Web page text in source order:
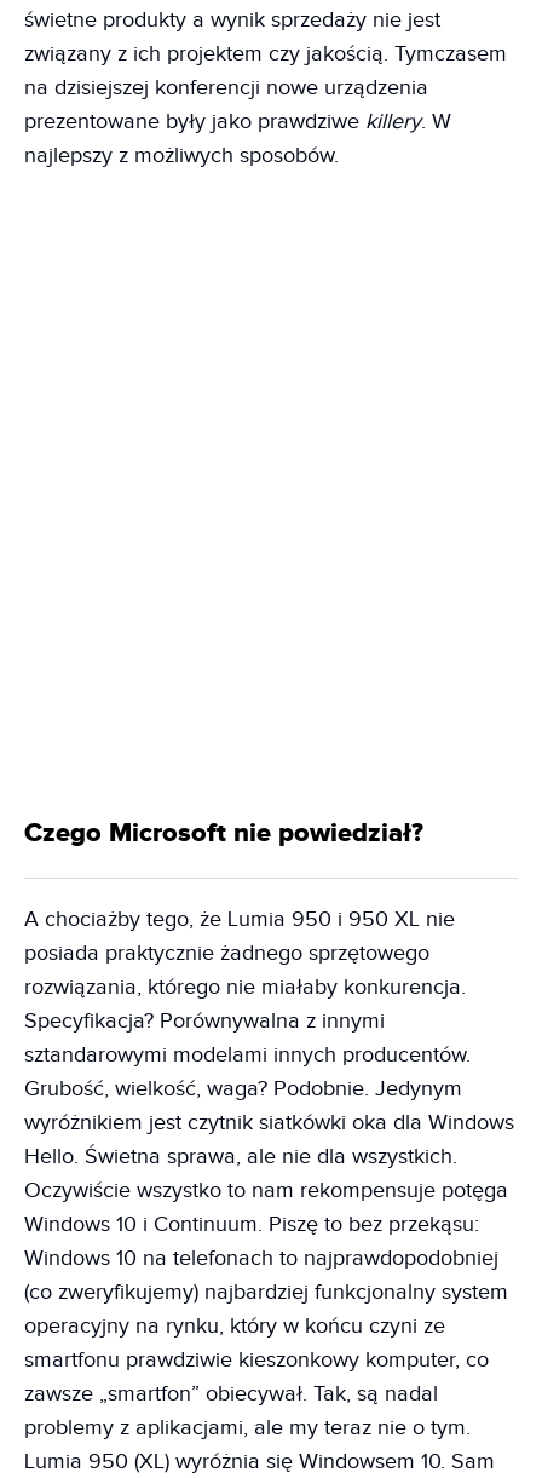
świetne produkty a wynik sprzedaży nie jest
związany z ich projektem czy jakością. Tymczasem
na dzisiejszej konferencji nowe urządzenia
prezentowane były jako prawdziwe killery. W
najlepszy z możliwych sposobów.
Czego Microsoft nie powiedział?
A chociażby tego, że Lumia 950 i 950 XL nie
posiada praktycznie żadnego sprzętowego
rozwiązania, którego nie miałaby konkurencja.
Specyfikacja? Porównywalna z innymi
sztandarowymi modelami innych producentów.
Grubość, wielkość, waga? Podobnie. Jedynym
wyróżnikiem jest czytnik siatkówki oka dla Windows
Hello. Świetna sprawa, ale nie dla wszystkich.
Oczywiście wszystko to nam rekompensuje potęga
Windows 10 i Continuum. Piszę to bez przekąsu:
Windows 10 na telefonach to najprawdopodobniej
(co zweryfikujemy) najbardziej funkcjonalny system
operacyjny na rynku, który w końcu czyni ze
smartfonu prawdziwie kieszonkowy komputer, co
zawsze „smartfon” obiecywał. Tak, są nadal
problemy z aplikacjami, ale my teraz nie o tym.
Lumia 950 (XL) wyróżnia się Windowsem 10. Sam